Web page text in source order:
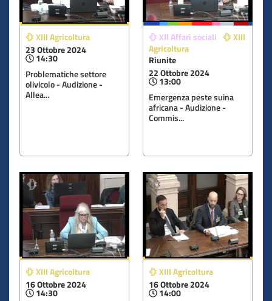
XIII Agricoltura
23 Ottobre 2024
14:30
Problematiche settore
olivicolo - Audizione -
Allea...
XII Affari sociali
XIII
Agricoltura
Riunite
22 Ottobre 2024
13:00
Emergenza peste suina
africana - Audizione -
Commis...
XIII Agricoltura
16 Ottobre 2024
14:30
XIII Agricoltura
16 Ottobre 2024
14:00